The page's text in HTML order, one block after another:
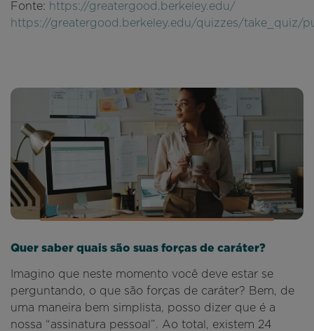
Fonte: https://greatergood.berkeley.edu/
https://greatergood.berkeley.edu/quizzes/take_quiz/
Quer saber quais são suas forças de caráter?
Imagino que neste momento você deve estar se
perguntando, o que são forças de caráter? Bem, de
uma maneira bem simplista, posso dizer que é a
nossa “assinatura pessoal”. Ao total, existem 24